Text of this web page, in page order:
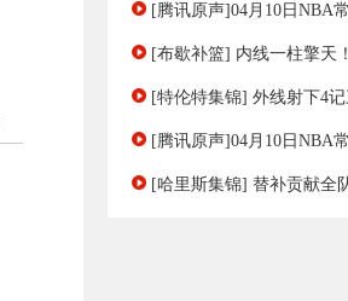
[腾讯原声]04月10日NBA常规赛最后一
[布歇补篮] 内线一柱擎天！布歇篮
[特伦特集锦] 外线射下4记三分！特伦
[腾讯原声]04月10日NBA常规赛最后一
[哈里斯集锦] 替补贡献全队最高分！哈